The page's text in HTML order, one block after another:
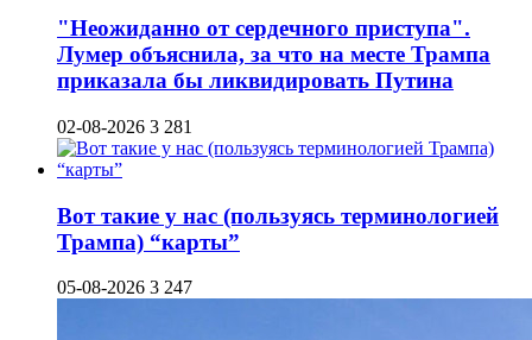
"Неожиданно от сердечного приступа".
Лумер объяснила, за что на месте Трампа
приказала бы ликвидировать Путина
02-08-2026 3 281
Вот такие у нас (пользуясь терминологией
Трампа) “карты”
05-08-2026 3 247